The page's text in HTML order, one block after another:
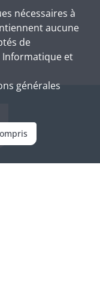
nécessaires à
aucune
de
Informatique et
générales